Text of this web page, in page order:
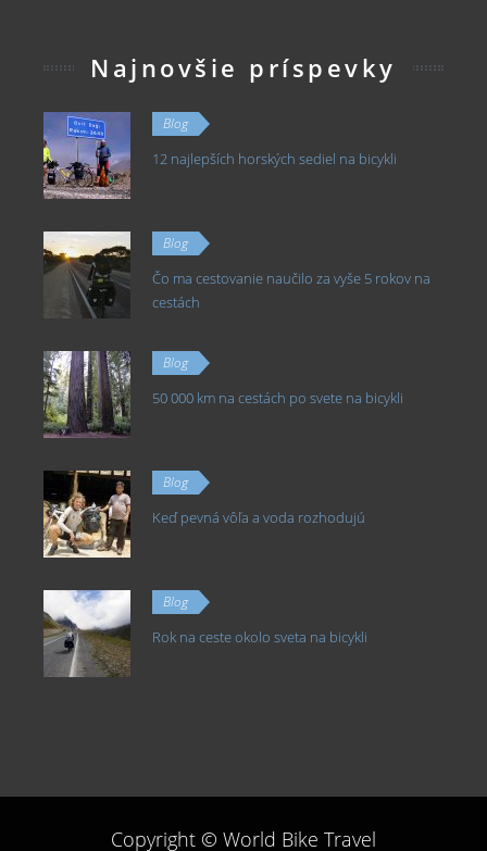
Najnovšie príspevky
Blog
12 najlepších horských sediel na bicykli
Blog
Čo ma cestovanie naučilo za vyše 5 rokov na
cestách
Blog
50 000 km na cestách po svete na bicykli
Blog
Keď pevná vôľa a voda rozhodujú
Blog
Rok na ceste okolo sveta na bicykli
Copyright © World Bike Travel